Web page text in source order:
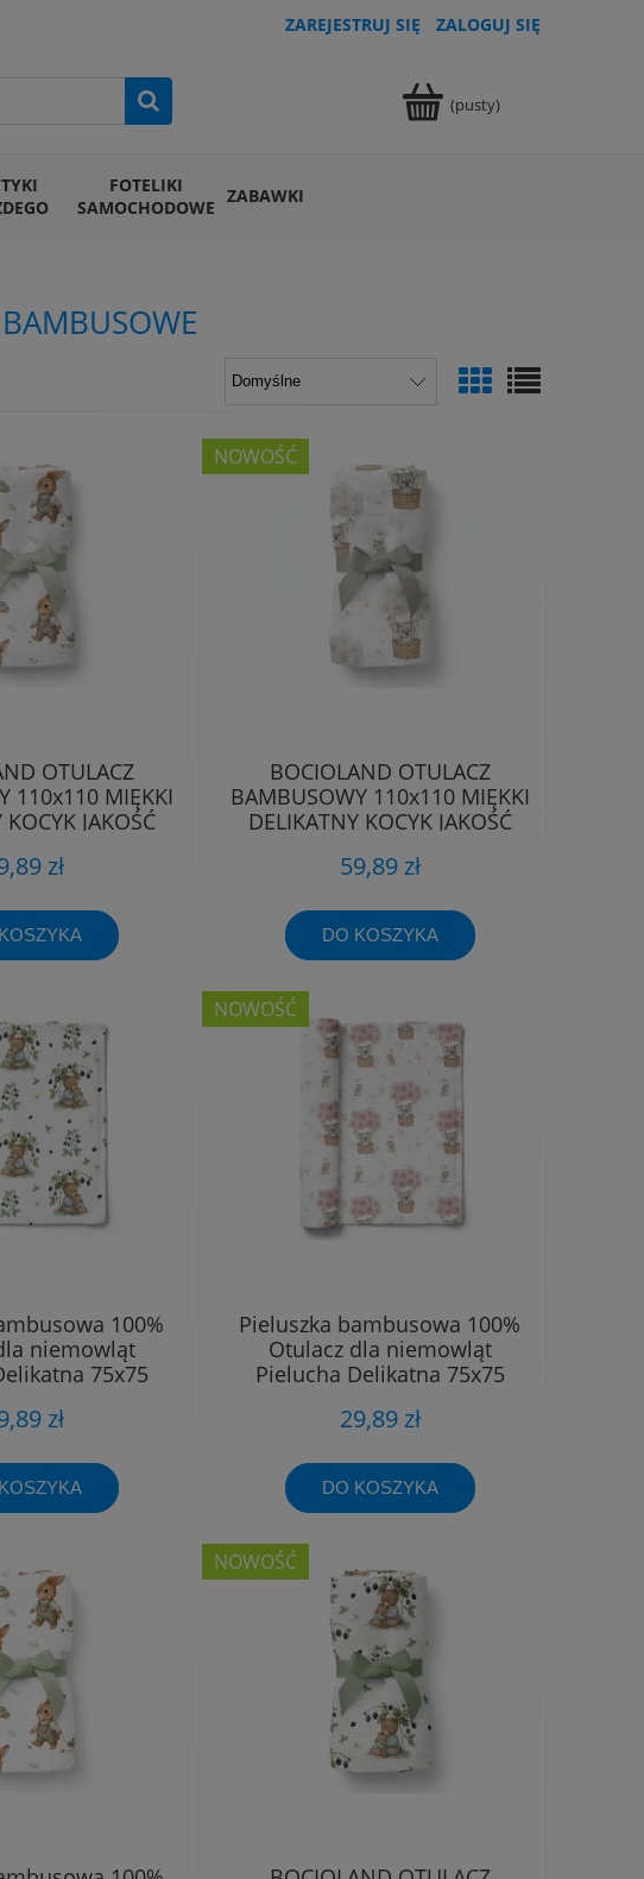
ZAREJESTRUJ SIĘ ZALOGUJ SIĘ
(pusty)
FOTELIKI
SAMOCHODOWE ZABAWKI
OTULACZ
110x110 MIĘKKI
JAKOŚĆ
zł
BOCIOLAND OTULACZ
BAMBUSOWY 110x110 MIĘKKI
DELIKATNY KOCYK JAKOŚĆ
59,89 zł
DO KOSZYKA
NOWOŚĆ
100%
niemowląt
75x75
zł
Pieluszka bambusowa 100%
Otulacz dla niemowląt
Pielucha Delikatna 75x75
29,89 zł
DO KOSZYKA
NOWOŚĆ
NOWOŚĆ